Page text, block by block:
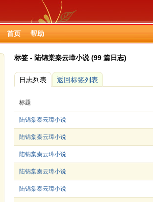
首页 帮助
标签 - 陆锦棠秦云璋小说 (99 篇日志)
日志列表 返回标签列表
标题
陆锦棠秦云璋小说
陆锦棠秦云璋小说
陆锦棠秦云璋小说
陆锦棠秦云璋小说
陆锦棠秦云璋小说